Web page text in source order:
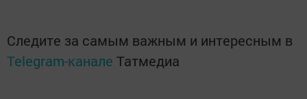
Следите за самым важным и интересным в
Telegram-канале Татмедиа